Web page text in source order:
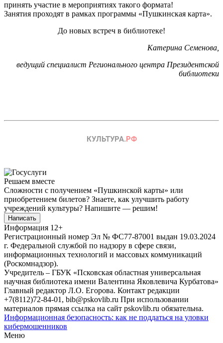
принять участие в мероприятиях такого формата!
Занятия проходят в рамках программы «Пушкинская карта».
До новых встреч в библиотеке!
Катерина Семенова,
ведущий специалист Регионального центра Президентской
библиотеки
Решаем вместе
Сложности с получением «Пушкинской карты» или
приобретением билетов? Знаете, как улучшить работу
учреждений культуры? Напишите — решим!
Написать
Информация 12+
Регистрационный номер Эл № ФС77-87001 выдан 19.03.2024
г. Федеральной службой по надзору в сфере связи,
информационных технологий и массовых коммуникаций
(Роскомнадзор).
Учредитель – ГБУК «Псковская областная универсальная
научная библиотека имени Валентина Яковлевича Курбатова»
Главный редактор Л.О. Егорова. Контакт редакции
+7(8112)72-84-01, bib@pskovlib.ru При использовании
материалов прямая ссылка на сайт pskovlib.ru обязательна.
Информационная безопасность: как не поддаться на уловки
кибермошенников
Меню